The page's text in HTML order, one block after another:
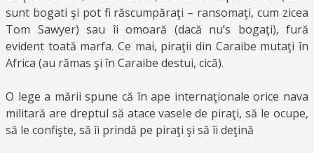
sunt bogati şi pot fi răscumpăraţi – ransomaţi, cum zicea
Tom Sawyer) sau îi omoară (dacă nu’s bogaţi), fură
evident toată marfa. Ce mai, piraţii din Caraibe mutaţi în
Africa (au rămas şi în Caraibe destui, cică).
O lege a mării spune că în ape internaţionale orice nava
militară are dreptul să atace vasele de piraţi, să le ocupe,
să le confişte, să îi prindă pe piraţi şi să îi deţină